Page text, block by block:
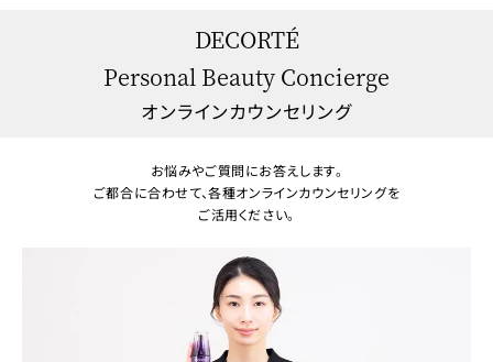
DECORTÉ
Personal Beauty Concierge
オンラインカウンセリング
お悩みやご質問にお答えします。
ご都合に合わせて、各種オンラインカウンセリングを
ご活用ください。